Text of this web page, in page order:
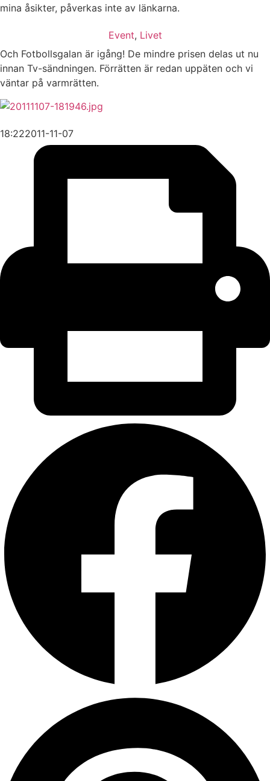
mina åsikter, påverkas inte av länkarna.
Event, Livet
Och Fotbollsgalan är igång! De mindre prisen delas ut nu
innan Tv-sändningen. Förrätten är redan uppäten och vi
väntar på varmrätten.
18:222011-11-07